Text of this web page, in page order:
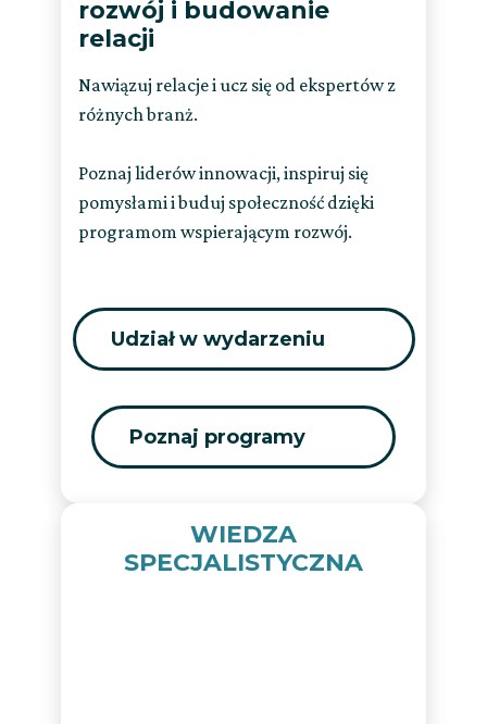
rozwój i budowanie
relacji
Nawiązuj relacje i ucz się od ekspertów z
różnych branż.
Poznaj liderów innowacji, inspiruj się
pomysłami i buduj społeczność dzięki
programom wspierającym rozwój.
Udział w wydarzeniu
Poznaj programy
WIEDZA
SPECJALISTYCZNA